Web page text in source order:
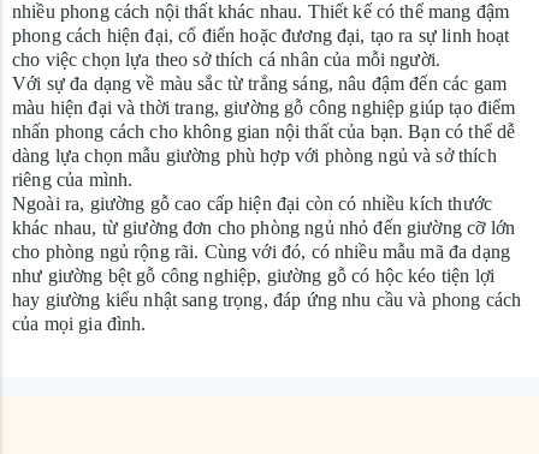
nhiều phong cách nội thất khác nhau. Thiết kế có thể mang đậm
phong cách hiện đại, cổ điển hoặc đương đại, tạo ra sự linh hoạt
cho việc chọn lựa theo sở thích cá nhân của mỗi người.
Với sự đa dạng về màu sắc từ trắng sáng, nâu đậm đến các gam
màu hiện đại và thời trang, giường gỗ công nghiệp giúp tạo điểm
nhấn phong cách cho không gian nội thất của bạn. Bạn có thể dễ
dàng lựa chọn mẫu giường phù hợp với phòng ngủ và sở thích
riêng của mình.
Ngoài ra, giường gỗ cao cấp hiện đại còn có nhiều kích thước
khác nhau, từ giường đơn cho phòng ngủ nhỏ đến giường cỡ lớn
cho phòng ngủ rộng rãi. Cùng với đó, có nhiều mẫu mã đa dạng
như giường bệt gỗ công nghiệp, giường gỗ có hộc kéo tiện lợi
hay giường kiểu nhật sang trọng, đáp ứng nhu cầu và phong cách
của mọi gia đình.